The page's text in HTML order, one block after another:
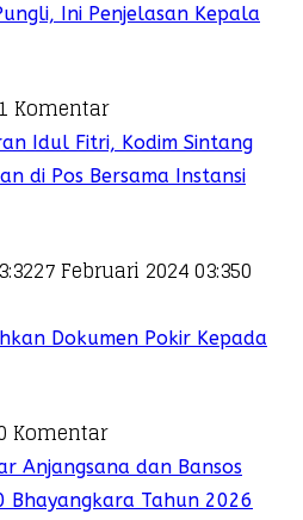
Ini Penjelasan Kepala
1 Komentar
Idul Fitri, Kodim Sintang
di Pos Bersama Instansi
27 Februari 2024 03:350
Dokumen Pokir Kepada
Komentar
Anjangsana dan Bansos
Bhayangkara Tahun 2026